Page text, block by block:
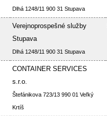
Dlhá 1248/11 900 31 Stupava
Verejnoprospešné služby
Stupava
Dlhá 1248/11 900 31 Stupava
CONTAINER SERVICES
s.r.o.
Štefánikova 723/13 990 01 Veľký
Krtíš